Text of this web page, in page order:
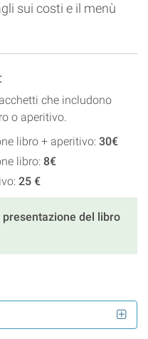
sui costi e il menù
che includono
o aperitivo.
libro + aperitivo: 30€
libro: 8€
25 €
del libro